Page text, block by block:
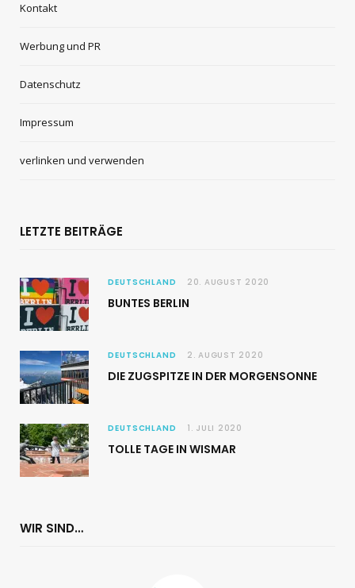
Kontakt
Werbung und PR
Datenschutz
Impressum
verlinken und verwenden
LETZTE BEITRÄGE
DEUTSCHLAND 20. AUGUST 2020
BUNTES BERLIN
DEUTSCHLAND 2. AUGUST 2020
DIE ZUGSPITZE IN DER MORGENSONNE
DEUTSCHLAND 1. JULI 2020
TOLLE TAGE IN WISMAR
WIR SIND…